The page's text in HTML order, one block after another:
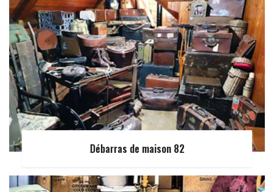
Débarras de maison 82